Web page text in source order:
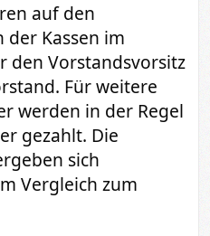
auf den
Kassen im
den Vorstandsvorsitz
Für weitere
werden in der Regel
gezahlt. Die
sich
Vergleich zum